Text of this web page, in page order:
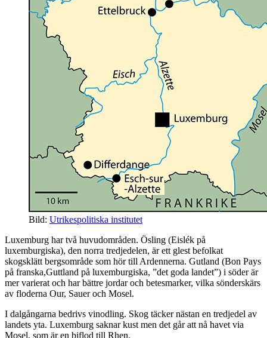
Bild: Utrikespolitiska institutet
Luxemburg har två huvudområden. Ösling (Eislék på
luxemburgiska), den norra tredjedelen, är ett glest befolkat
skogsklätt bergsområde som hör till Ardennerna. Gutland (Bon Pays
på franska,Guttland på luxemburgiska, ”det goda landet”) i söder är
mer varierat och har bättre jordar och betesmarker, vilka sönderskärs
av floderna Our, Sauer och Mosel.
I dalgångarna bedrivs vinodling. Skog täcker nästan en tredjedel av
landets yta. Luxemburg saknar kust men det går att nå havet via
Mosel, som är en biflod till Rhen.